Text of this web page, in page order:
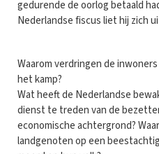
gedurende de oorlog betaald
Nederlandse fiscus liet hij zich
Waarom verdringen de
het kamp?
Wat heeft de Nederlandse
dienst te treden van de
economische achtergrond?
landgenoten op een